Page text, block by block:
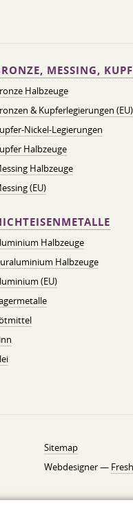
MESSING,
Halbzeuge
& Kupferlegierungen (EU)
Nickel-Legierungen
Halbzeuge
Halbzeuge
(EU)
Halbzeuge
Halbzeuge
(EU)
Sitemap
Webdesigner — Fresh